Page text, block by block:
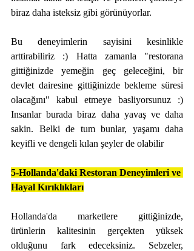
biraz daha isteksiz gibi görünüyorlar.
Bu deneyimlerin sayisini kesinlikle
arttirabiliriz :) Hatta zamanla "restorana
gittiğinizde yemeğin geç geleceğini, bir
devlet dairesine gittiğinizde bekleme süresi
olacağını" kabul etmeye basliyorsunuz :)
Insanlar burada biraz daha yavaş ve daha
sakin. Belki de tum bunlar, yaşamı daha
keyifli ve dengeli kılan şeyler de olabilir
5-Hollanda'daki Restoran Deneyimleri ve
Hayal Kırıklıkları
Hollanda'da marketlere gittiğinizde,
ürünlerin kalitesinin gerçekten yüksek
olduğunu fark edeceksiniz. Sebzeler,